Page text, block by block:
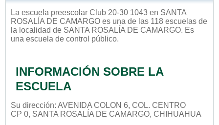
La escuela preescolar Club 20-30 1043 en SANTA
ROSALÍA DE CAMARGO es una de las 118 escuelas de
la localidad de SANTA ROSALÍA DE CAMARGO. Es
una escuela de control público.
INFORMACIÓN SOBRE LA
ESCUELA
Su dirección: AVENIDA COLON 6, COL. CENTRO
CP 0, SANTA ROSALÍA DE CAMARGO, CHIHUAHUA